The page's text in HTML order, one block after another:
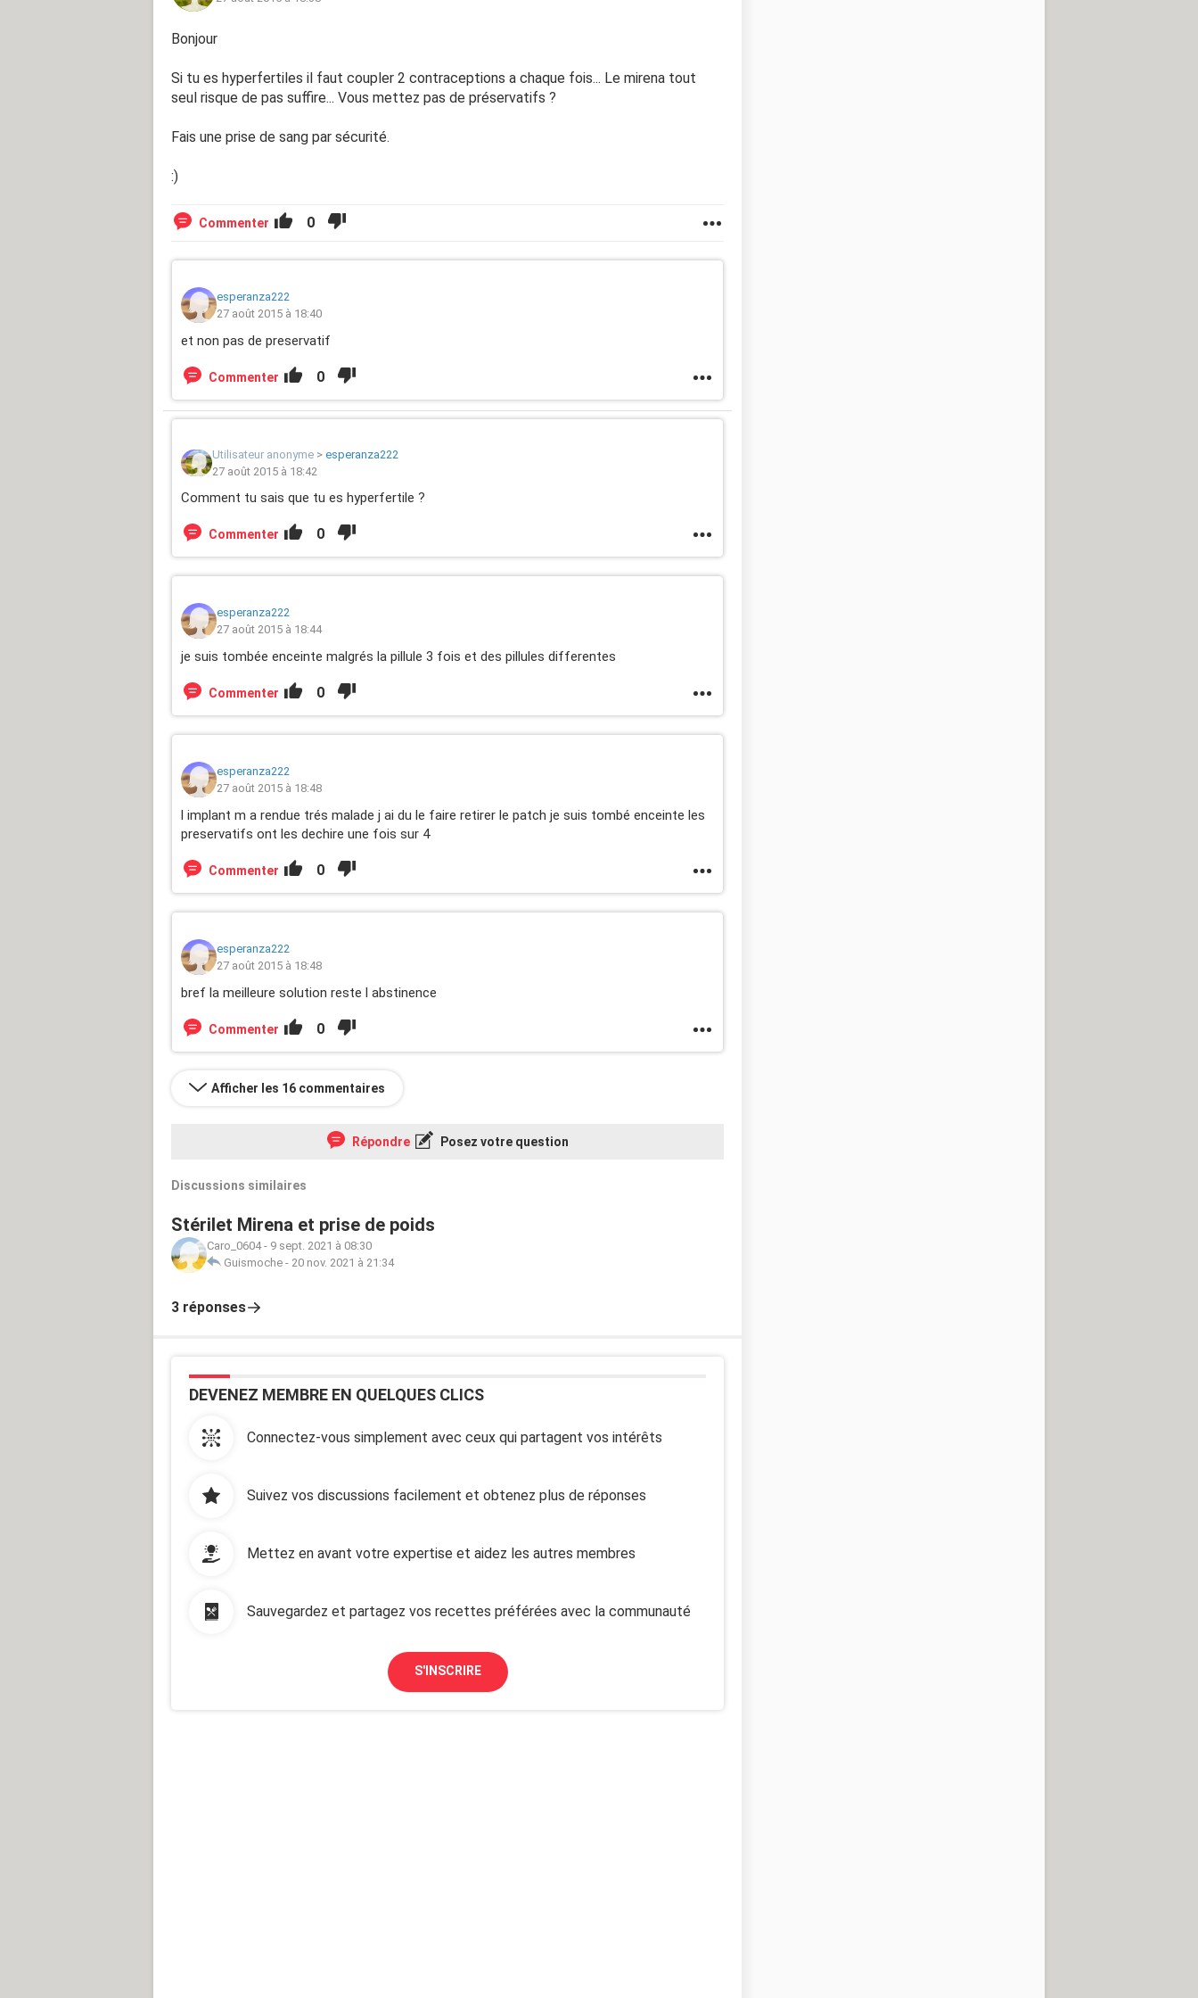
Bonjour
Si tu es hyperfertiles il faut coupler 2 contraceptions a chaque fois... Le mirena tout
seul risque de pas suffire... Vous mettez pas de préservatifs ?
Fais une prise de sang par sécurité.
:)
Commenter 0
esperanza222
27 août 2015 à 18:40
et non pas de preservatif
Commenter 0
Utilisateur anonyme > esperanza222
27 août 2015 à 18:42
Comment tu sais que tu es hyperfertile ?
Commenter 0
esperanza222
27 août 2015 à 18:44
je suis tombée enceinte malgrés la pillule 3 fois et des pillules differentes
Commenter 0
esperanza222
27 août 2015 à 18:48
l implant m a rendue trés malade j ai du le faire retirer le patch je suis tombé enceinte les
preservatifs ont les dechire une fois sur 4
Commenter 0
esperanza222
27 août 2015 à 18:48
bref la meilleure solution reste l abstinence
Commenter 0
Afficher les 16 commentaires
Répondre Posez votre question
Discussions similaires
Stérilet Mirena et prise de poids
Caro_0604- 9 sept. 2021 à 08:30
Guismoche - 20 nov. 2021 à 21:34
3 réponses
DEVENEZ MEMBRE EN QUELQUES CLICS
Connectez-vous simplement avec ceux qui partagent vos intérêts
Suivez vos discussions facilement et obtenez plus de réponses
Mettez en avant votre expertise et aidez les autres membres
Sauvegardez et partagez vos recettes préférées avec la communauté
S'INSCRIRE